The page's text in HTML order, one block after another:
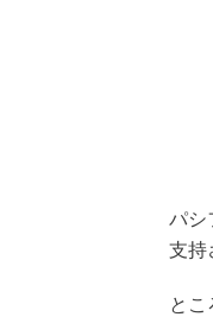
パシ
支持
とこ